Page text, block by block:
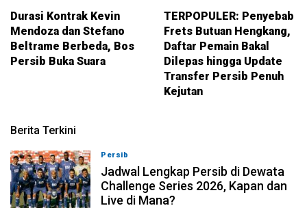
Durasi Kontrak Kevin
Mendoza dan Stefano
Beltrame Berbeda, Bos
Persib Buka Suara
TERPOPULER: Penyebab
Frets Butuan Hengkang,
Daftar Pemain Bakal
Dilepas hingga Update
Transfer Persib Penuh
Kejutan
Berita Terkini
Persib
Jadwal Lengkap Persib di Dewata
Challenge Series 2026, Kapan dan
Live di Mana?